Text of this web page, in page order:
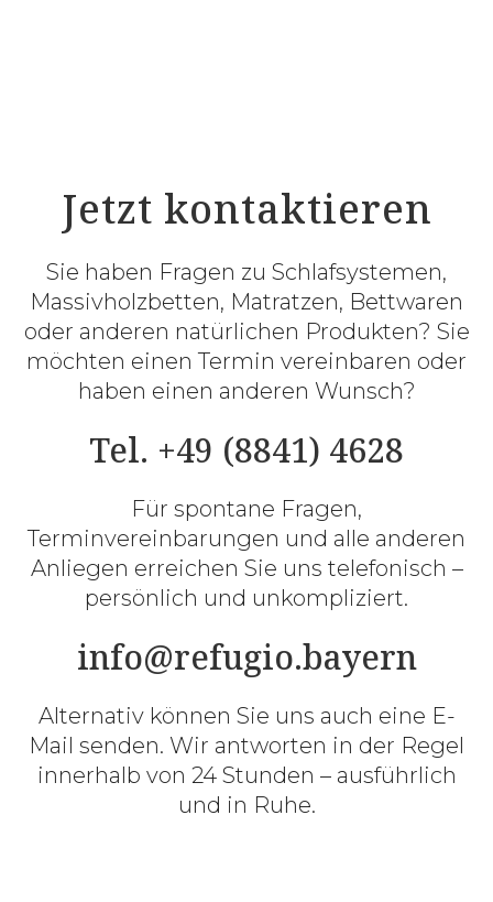
Jetzt kontaktieren
Sie haben Fragen zu Schlafsystemen,
Massivholzbetten, Matratzen, Bettwaren
oder anderen natürlichen Produkten? Sie
möchten einen Termin vereinbaren oder
haben einen anderen Wunsch?
Tel. +49 (8841) 4628
Für spontane Fragen,
Terminvereinbarungen und alle anderen
Anliegen erreichen Sie uns telefonisch –
persönlich und unkompliziert.
info@refugio.bayern
Alternativ können Sie uns auch eine E-
Mail senden. Wir antworten in der Regel
innerhalb von 24 Stunden – ausführlich
und in Ruhe.